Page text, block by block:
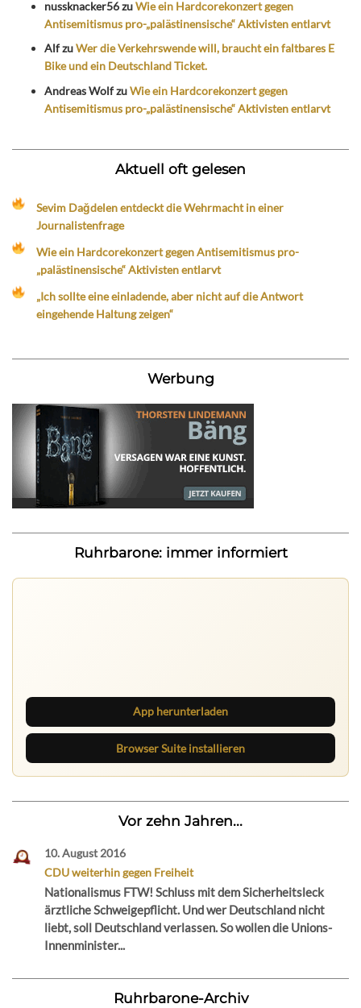
nussknacker56zuWie ein Hardcorekonzert gegen
Antisemitismus pro-„palästinensische“ Aktivisten entlarvt
AlfzuWer die Verkehrswende will, braucht ein faltbares E
Bike und ein Deutschland Ticket.
Andreas WolfzuWie ein Hardcorekonzert gegen
Antisemitismus pro-„palästinensische“ Aktivisten entlarvt
Aktuell oft gelesen
Sevim Dağdelen entdeckt die Wehrmacht in einer
Journalistenfrage
Wie ein Hardcorekonzert gegen Antisemitismus pro-
„palästinensische“ Aktivisten entlarvt
„Ich sollte eine einladende, aber nicht auf die Antwort
eingehende Haltung zeigen“
Werbung
Ruhrbarone: immer informiert
App herunterladen
Browser Suite installieren
Vor zehn Jahren...
10. August 2016
CDU weiterhin gegen Freiheit
Nationalismus FTW! Schluss mit dem Sicherheitsleck
ärztliche Schweigepflicht. Und wer Deutschland nicht
liebt, soll Deutschland verlassen. So wollen die Unions-
Innenminister...
Ruhrbarone-Archiv